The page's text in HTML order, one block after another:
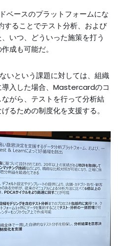
ベースのプラットフォームにな
することでテスト分析、および
いつ、どういった施策を打う
成も可能だ。
いという課題に対しては、組織
入した場合、Mastercardのコ
がら、テストを行って分析結
るための制度化を支援する。